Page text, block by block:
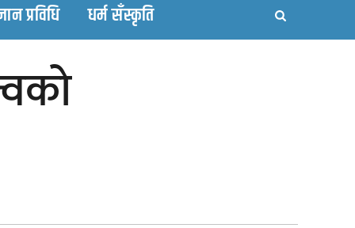
प्रविधि धर्म सँस्कृति